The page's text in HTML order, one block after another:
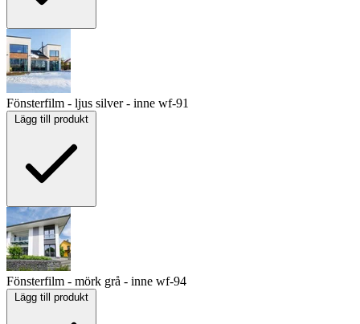
Fönsterfilm - ljus silver - inne wf-91
Lägg till produkt
Fönsterfilm - mörk grå - inne wf-94
Lägg till produkt